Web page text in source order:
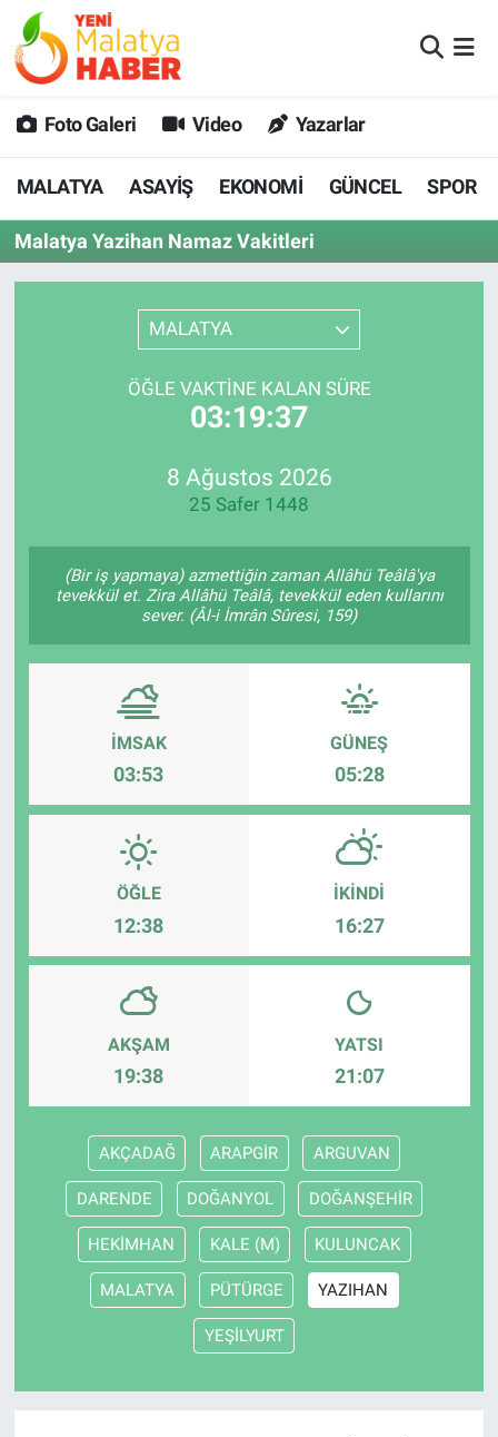
Foto Galeri Video Yazarlar
MALATYA ASAYİŞ EKONOMİ GÜNCEL SPOR
Malatya Yazihan Namaz Vakitleri
MALATYA
ÖĞLE VAKTİNE KALAN SÜRE
03:19:37
8 Ağustos 2026
25 Safer 1448
(Bir iş yapmaya) azmettiğin zaman Allâhü Teâlâ'ya
tevekkül et. Zira Allâhü Teâlâ, tevekkül eden kullarını
sever. (Âl-i İmrân Sûresi, 159)
İMSAK
03:53
GÜNEŞ
05:28
ÖĞLE
12:38
İKINDI
16:27
AKŞAM
19:38
YATSI
21:07
AKÇADAĞ ARAPGİR ARGUVAN
DARENDE DOĞANYOL DOĞANŞEHİR
HEKİMHAN KALE (M) KULUNCAK
MALATYA PÜTÜRGE YAZIHAN
YEŞİLYURT
MALATYA
GÜNCEL
SPOR
Malatya Nöbetçi Eczaneler
MALATYA Namaz Vakitleri
Malatya Trafik Yoğunluk Haritası
Süper Lig Puan Durumu ve Fikstür
Son Dakika Haberleri